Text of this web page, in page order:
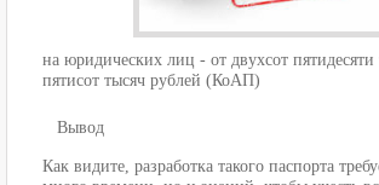
на юридических лиц - от двухсот пятидесяти
пятисот тысяч рублей (КоАП)
Вывод
Как видите, разработка такого паспорта